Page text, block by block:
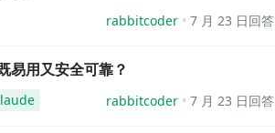
rabbitcoder 7 月 23 日回答
易用又安全可靠？
rabbitcoder 7 月 23 日回答